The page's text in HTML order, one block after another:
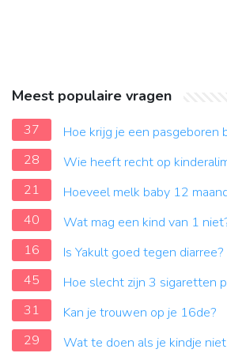
Meest populaire vragen
37
Hoe krijg je een pasgeboren
28
Wie heeft recht op
21
Hoeveel melk baby 12
40
Wat mag een kind van 1
16
Is Yakult goed tegen diarree?
45
Hoe slecht zijn 3 sigaretten
31
Kan je trouwen op je 16de?
29
Wat te doen als je kindje